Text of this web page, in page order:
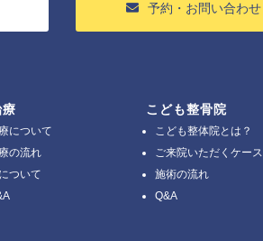
予約・お問い合わせ
について
の流れ
ついて
こども整骨院
こども整体院とは？
ご来院いただくケース
施術の流れ
Q&A